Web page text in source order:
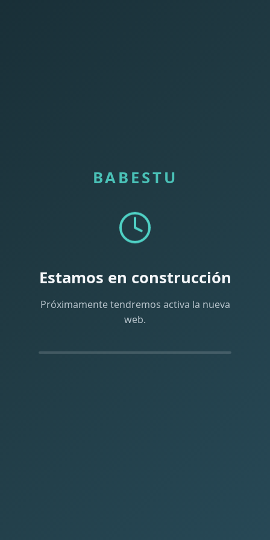
BABESTU
Estamos en construcción
Próximamente tendremos activa la nueva
web.